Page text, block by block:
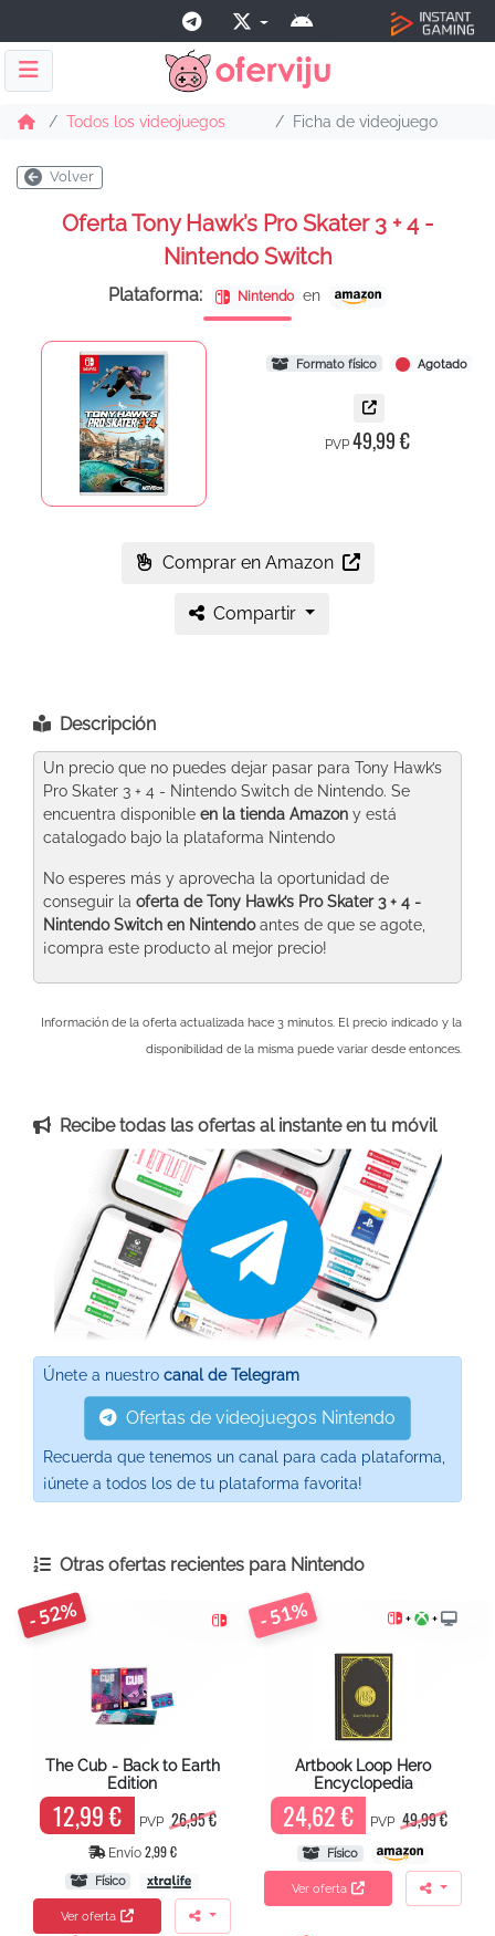
Todos los videojuegos Ficha de videojuego
Volver
Oferta Tony Hawk’s Pro Skater 3 + 4 -
Nintendo Switch
Plataforma: Nintendo en
Formato físico Agotado
PVP 49,99 €
Comprar en Amazon
Compartir
Descripción
Un precio que no puedes dejar pasar para Tony Hawk’s
Pro Skater 3 + 4 - Nintendo Switch de Nintendo. Se
encuentra disponible en la tienda Amazon y está
catalogado bajo la plataforma Nintendo
No esperes más y aprovecha la oportunidad de
conseguir la oferta de Tony Hawk’s Pro Skater 3 + 4 -
Nintendo Switch en Nintendoantes de que se agote,
¡compra este producto al mejor precio!
Información de la oferta actualizada hace 3 minutos. El precio indicado y la
disponibilidad de la misma puede variar desde entonces.
Recibe todas las ofertas al instante en tu móvil
Únete a nuestro canal de Telegram
Ofertas de videojuegos Nintendo
Recuerda que tenemos un canal para cada plataforma,
¡únete a todos los de tu plataforma favorita!
Otras ofertas recientes para Nintendo
- 52%
The Cub - Back to Earth
Edition
12,99 € PVP 26,95 €
Envío 2,99 €
Físico
Ver oferta
- 51% + +
Artbook Loop Hero
Encyclopedia
24,62 € PVP 49,99 €
Físico
Ver oferta